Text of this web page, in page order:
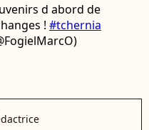
d abord de
! #tchernia